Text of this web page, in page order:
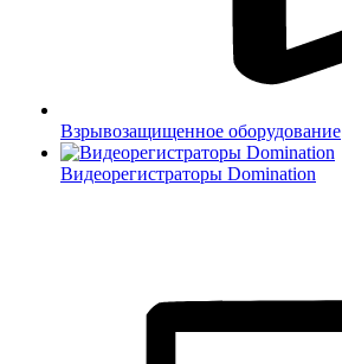
Взрывозащищенное оборудование
Видеорегистраторы Domination